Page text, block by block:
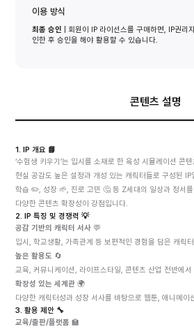
이용 방식
최종 승인 | 회원이 IP 라이선스를 구매하면, IP권리
인한 후 승인을 해야 활용할 수 있습니다.
콘텐츠 설명
1. IP 개요 📘
‘수험생 키우기’는 입시를 소재로 한 육성 시뮬레이션 콘텐
현실 공감도 높은 설정과 개성 있는 캐릭터들로 구성된 IP
학습 ✏️, 성장 🌱, 진로 고민 🤔 등 Z세대의 일상과 정서를
다양한 콘텐츠 확장성이 강점입니다.
2. IP 특징 및 경쟁력 💡
공감 기반의 캐릭터 서사 💬
입시, 학교생활, 가족관계 등 보편적인 경험을 담은 캐릭
높은 활용도 🔄
교육, 커뮤니케이션, 라이프스타일, 콘텐츠 산업 전반에서
확장성 있는 세계관 🌍
다양한 캐릭터성과 성장 서사를 바탕으로 웹툰, 애니메이
3. 활용 제안 🔧
교육/출판/플랫폼 🏫